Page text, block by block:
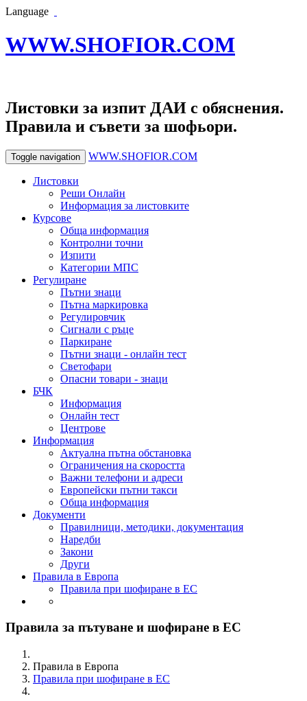
Language
WWW.SHOFIOR.COM
Листовки за изпит ДАИ с обяснения.
Правила и съвети за шофьори.
Toggle navigation WWW.SHOFIOR.COM
Листовки
Реши Онлайн
Информация за листовките
Курсове
Обща информация
Контролни точни
Изпити
Категории МПС
Регулиране
Пътни знаци
Пътна маркировка
Регулировчик
Сигнали с ръце
Паркиране
Пътни знаци - онлайн тест
Светофари
Опасни товари - знаци
БЧК
Информация
Онлайн тест
Центрове
Информация
Актуална пътна обстановка
Ограничения на скоростта
Важни телефони и адреси
Европейски пътни такси
Обща информация
Документи
Правилници, методики, документация
Наредби
Закони
Други
Правила в Европа
Правила при шофиране в ЕС
Правила за пътуване и шофиране в ЕС
Правила в Европа
Правила при шофиране в ЕС